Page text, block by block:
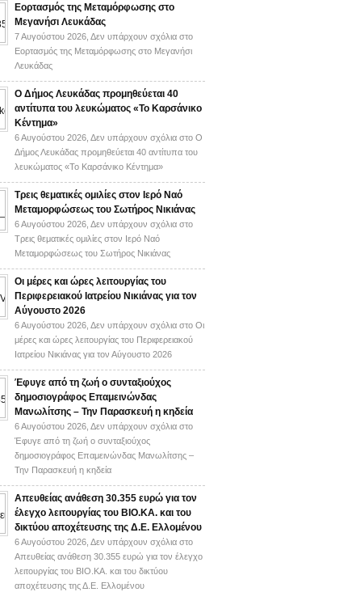
Εορτασμός της Μεταμόρφωσης στο
Μεγανήσι Λευκάδας
7 Αυγούστου 2026, Δεν υπάρχουν σχόλια στο
Εορτασμός της Μεταμόρφωσης στο Μεγανήσι
Λευκάδας
Ο Δήμος Λευκάδας προμηθεύεται 40
αντίτυπα του λευκώματος «Το Καρσάνικο
Κέντημα»
6 Αυγούστου 2026, Δεν υπάρχουν σχόλια στο Ο
Δήμος Λευκάδας προμηθεύεται 40 αντίτυπα του
λευκώματος «Το Καρσάνικο Κέντημα»
Τρεις θεματικές ομιλίες στον Ιερό Ναό
Μεταμορφώσεως του Σωτήρος Νικιάνας
6 Αυγούστου 2026, Δεν υπάρχουν σχόλια στο
Τρεις θεματικές ομιλίες στον Ιερό Ναό
Μεταμορφώσεως του Σωτήρος Νικιάνας
Οι μέρες και ώρες λειτουργίας του
Περιφερειακού Ιατρείου Νικιάνας για τον
Αύγουστο 2026
6 Αυγούστου 2026, Δεν υπάρχουν σχόλια στο Οι
μέρες και ώρες λειτουργίας του Περιφερειακού
Ιατρείου Νικιάνας για τον Αύγουστο 2026
Έφυγε από τη ζωή ο συνταξιούχος
δημοσιογράφος Επαμεινώνδας
Μανωλίτσης – Την Παρασκευή η κηδεία
6 Αυγούστου 2026, Δεν υπάρχουν σχόλια στο
Έφυγε από τη ζωή ο συνταξιούχος
δημοσιογράφος Επαμεινώνδας Μανωλίτσης –
Την Παρασκευή η κηδεία
Απευθείας ανάθεση 30.355 ευρώ για τον
έλεγχο λειτουργίας του ΒΙΟ.ΚΑ. και του
δικτύου αποχέτευσης της Δ.Ε. Ελλομένου
6 Αυγούστου 2026, Δεν υπάρχουν σχόλια στο
Απευθείας ανάθεση 30.355 ευρώ για τον έλεγχο
λειτουργίας του ΒΙΟ.ΚΑ. και του δικτύου
αποχέτευσης της Δ.Ε. Ελλομένου